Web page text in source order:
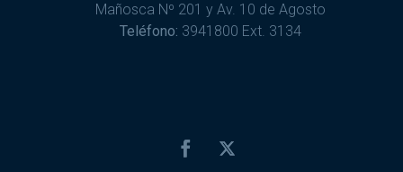
Mañosca Nº 201 y Av. 10 de Agosto
Teléfono: 3941800 Ext. 3134